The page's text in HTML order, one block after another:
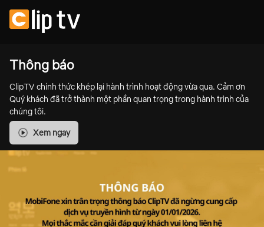
Thông báo
ClipTV chính thức khép lại hành trình hoạt động vừa qua. Cảm ơn
Quý khách đã trở thành một phần quan trọng trong hành trình của
chúng tôi.
Xem ngay